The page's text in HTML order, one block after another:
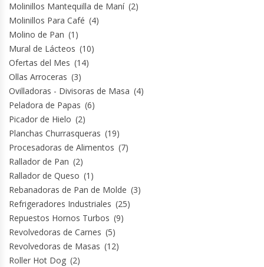
Vitrinas Refrigeradas
Molinillos Mantequilla de Maní (2)
Molinillos Para Café (4)
Molino de Pan (1)
Mural de Lácteos (10)
Ofertas del Mes (14)
Ollas Arroceras (3)
Ovilladoras - Divisoras de Masa (4)
Peladora de Papas (6)
Picador de Hielo (2)
Planchas Churrasqueras (19)
Procesadoras de Alimentos (7)
Rallador de Pan (2)
Rallador de Queso (1)
Rebanadoras de Pan de Molde (3)
Refrigeradores Industriales (25)
Repuestos Hornos Turbos (9)
Revolvedoras de Carnes (5)
Revolvedoras de Masas (12)
Roller Hot Dog (2)